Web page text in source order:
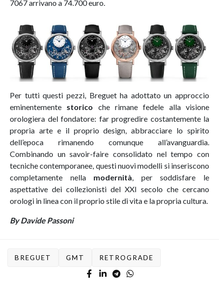
7067 arrivano a 74.700 euro.
Per tutti questi pezzi, Breguet ha adottato un approccio
eminentemente storico che rimane fedele alla visione
orologiera del fondatore: far progredire costantemente la
propria arte e il proprio design, abbracciare lo spirito
dell’epoca rimanendo comunque all’avanguardia.
Combinando un savoir-faire consolidato nel tempo con
tecniche contemporanee, questi nuovi modelli si inseriscono
completamente nella modernità, per soddisfare le
aspettative dei collezionisti del XXI secolo che cercano
orologi in linea con il proprio stile di vita e la propria cultura.
By Davide Passoni
BREGUET GMT RETROGRADE